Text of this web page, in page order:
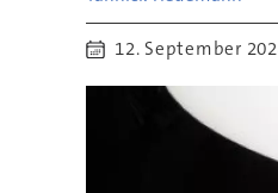
12. September